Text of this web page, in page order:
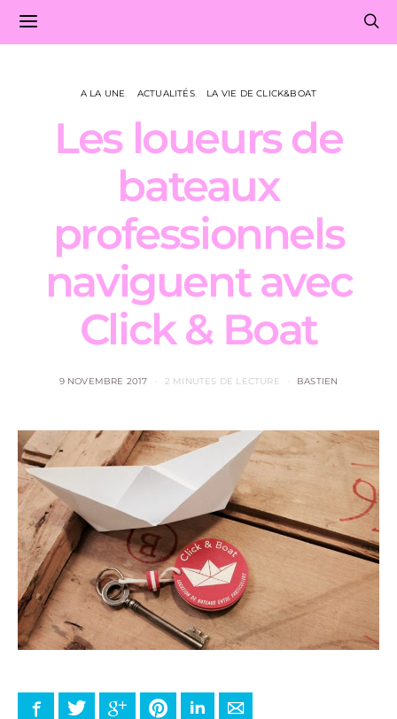
A LA UNE ACTUALITÉS LA VIE DE CLICK&BOAT
Les loueurs de
bateaux
professionnels
naviguent avec
Click & Boat
9 NOVEMBRE 2017 2 MINUTES DE LECTURE BASTIEN
FacebookTwitter Google+ PinterestLinkedInE-mail